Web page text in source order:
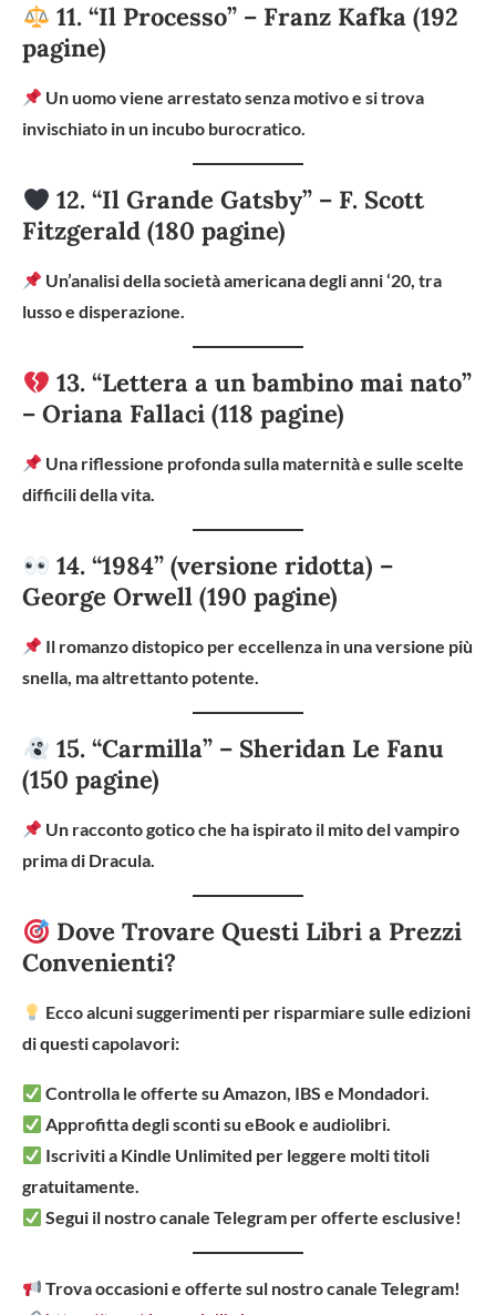
11. “Il Processo” – Franz Kafka (192
pagine)
Un uomo viene arrestato senza motivo e si trova
invischiato in un incubo burocratico.
12. “Il Grande Gatsby” – F. Scott
Fitzgerald (180 pagine)
Un’analisi della società americana degli anni ‘20, tra
lusso e disperazione.
13. “Lettera a un bambino mai nato”
– Oriana Fallaci (118 pagine)
Una riflessione profonda sulla maternità e sulle scelte
difficili della vita.
14. “1984” (versione ridotta) –
George Orwell (190 pagine)
Il romanzo distopico per eccellenza in una versione più
snella, ma altrettanto potente.
15. “Carmilla” – Sheridan Le Fanu
(150 pagine)
Un racconto gotico che ha ispirato il mito del vampiro
prima di Dracula.
Dove Trovare Questi Libri a Prezzi
Convenienti?
Ecco alcuni suggerimenti per risparmiare sulle edizioni
di questi capolavori:
Controlla le offerte su Amazon, IBS e Mondadori.
Approfitta degli sconti su eBook e audiolibri.
Iscriviti a Kindle Unlimited per leggere molti titoli
gratuitamente.
Segui il nostro canale Telegram per offerte esclusive!
Trova occasioni e offerte sul nostro canale Telegram!